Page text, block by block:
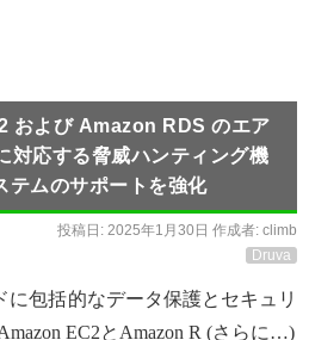
および Amazon RDS のエア
対応する脅威ハンティング機
テムのサポートを強化
投稿日: 2025年1月30日 作成者: climb
Druva
に包括的なデータ保護とセキュリ
EC2とAmazon R (さらに…)